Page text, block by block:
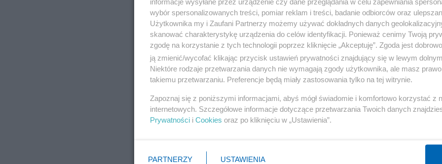
wybór spersonalizowanych treści, pomiar reklam i treści, badanie odbiorców oraz
Użytkownika my i Zaufani Partnerzy możemy używać dokładnych danych
skanować charakterystykę urządzenia do celów identyfikacji. Ponieważ cenimy Twoją
zgodę na korzystanie z tych technologii poprzez kliknięcie „Akceptuję”. Zgoda jest
ją zmienić/wycofać klikając przycisk ustawień prywatności znajdujący się w lewym
Niektóre rodzaje przetwarzania danych nie wymagają zgody użytkownika, ale masz
takiemu przetwarzaniu. Preferencje będą miały zastosowania tylko na tej witrynie.
Zapoznaj się z poniższymi informacjami, abyś mógł świadomie i komfortowo korzystać z
internetowych. Szczegółowe informacje dotyczące przetwarzania Twoich danych
Prywatności i Cookies oraz po kliknięciu w „Ustawienia”.
PARTNERZY USTAWIENIA